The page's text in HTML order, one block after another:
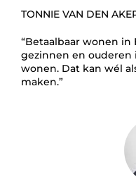
TONNIE VAN DEN
“Betaalbaar wonen in
gezinnen en
wonen. Dat kan wél
maken.”